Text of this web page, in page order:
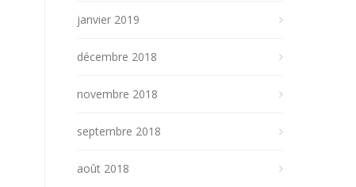
janvier 2019
décembre 2018
novembre 2018
septembre 2018
août 2018